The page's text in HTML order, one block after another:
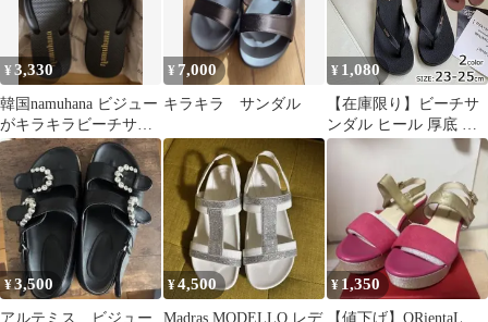
¥3,330
韓国namuhana ビジュー
がキラキラビーチサン
ダル23.5cm
¥ 7,000
キラキラ サンダル
¥ 1,080
【在庫限り】ビーチサ
ンダル ヒール 厚底 ト
ング サンダル ビーサン
ウェッジソール レディ
¥3,500
アルテミス ビジュー
¥4,500
Madras MODELLO レデ
¥ 1,350
【値下げ】ORientaL